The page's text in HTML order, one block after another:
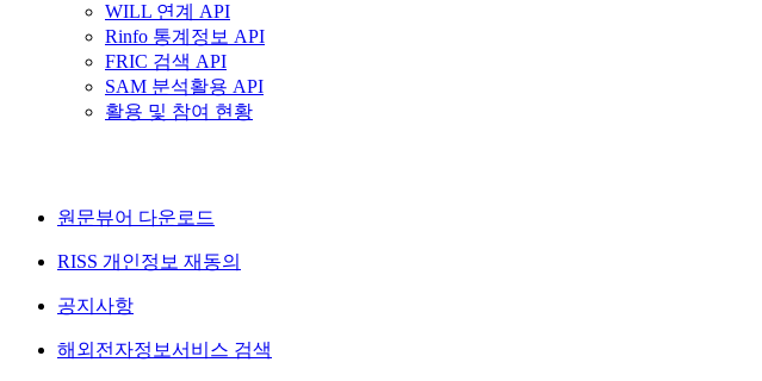
WILL 연계 API
Rinfo 통계정보 API
FRIC 검색 API
SAM 분석활용 API
활용 및 참여 현황
원문뷰어 다운로드
RISS 개인정보 재동의
공지사항
해외전자정보서비스 검색